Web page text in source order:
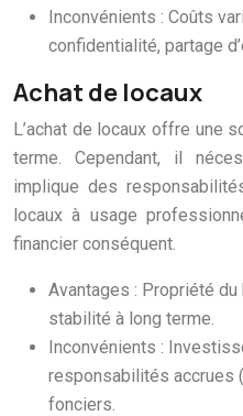
Inconvénients : Coûts
confidentialité, partage
Achat de locaux
L’achat de locaux offre une
terme. Cependant, il
implique des
locaux à usage
financier conséquent.
Avantages : Propriété du
stabilité à long terme.
Inconvénients :
responsabilités accrues
fonciers.